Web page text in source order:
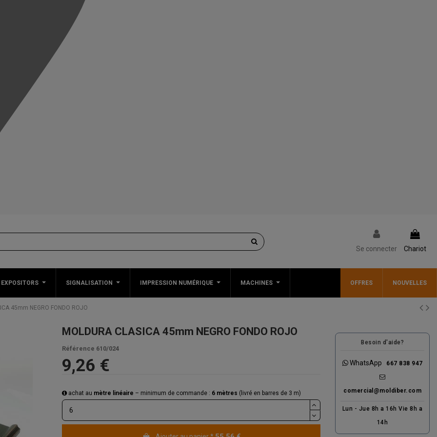
Se connecter Chariot
SIGNALISATION IMPRESSION NUMÉRIQUE MACHINES OFFRES NOUVELLES
45mm NEGRO FONDO ROJO
MOLDURA CLASICA 45mm NEGRO FONDO ROJO
Référence 610/024
9,26 €
achat au mètre linéaire – minimum de commande : 6 mètres (livré en barres de 3 m)
Besoin d'aide?
WhatsApp 667 838 947
comercial@moldiber.com
Lun - Jue 8h a 16h Vie 8h a
14h